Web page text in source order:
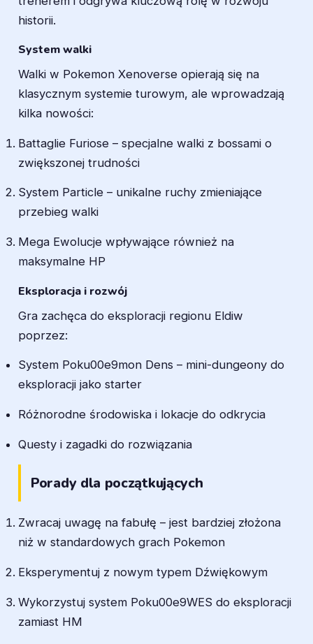
historii.
System walki
Walki w Pokemon Xenoverse opierają się na
klasycznym systemie turowym, ale wprowadzają
kilka nowości:
Battaglie Furiose – specjalne walki z bossami o
zwiększonej trudności
System Particle – unikalne ruchy zmieniające
przebieg walki
Mega Ewolucje wpływające również na
maksymalne HP
Eksploracja i rozwój
Gra zachęca do eksploracji regionu Eldiw
poprzez:
System Poku00e9mon Dens – mini-dungeony do
eksploracji jako starter
Różnorodne środowiska i lokacje do odkrycia
Questy i zagadki do rozwiązania
Porady dla początkujących
Zwracaj uwagę na fabułę – jest bardziej złożona
niż w standardowych grach Pokemon
Eksperymentuj z nowym typem Dźwiękowym
Wykorzystuj system Poku00e9WES do eksploracji
zamiast HM